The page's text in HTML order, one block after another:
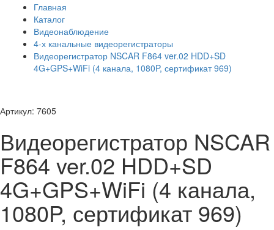
Главная
Каталог
Видеонаблюдение
4-х канальные видеорегистраторы
Видеорегистратор NSCAR F864 ver.02 HDD+SD
4G+GPS+WiFi (4 канала, 1080P, сертификат 969)
Артикул: 7605
Видеорегистратор NSCAR
F864 ver.02 HDD+SD
4G+GPS+WiFi (4 канала,
1080P, сертификат 969)